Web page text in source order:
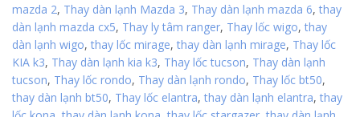
mazda 2, Thay dàn lạnh Mazda 3, Thay dàn lạnh mazda 6, thay
dàn lạnh mazda cx5, Thay ly tâm ranger, Thay lốc wigo, thay
dàn lạnh wigo, thay lốc mirage, thay dàn lạnh mirage, Thay lốc
KIA k3, Thay dàn lạnh kia k3, Thay lốc tucson, Thay dàn lạnh
tucson, Thay lốc rondo, Thay dàn lạnh rondo, Thay lốc bt50,
thay dàn lạnh bt50, Thay lốc elantra, thay dàn lạnh elantra, thay